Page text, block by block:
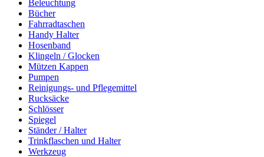
Beleuchtung
Bücher
Fahrradtaschen
Handy Halter
Hosenband
Klingeln / Glocken
Mützen Kappen
Pumpen
Reinigungs- und Pflegemittel
Rucksäcke
Schlösser
Spiegel
Ständer / Halter
Trinkflaschen und Halter
Werkzeug